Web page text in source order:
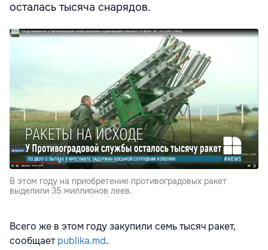
осталась тысяча снарядов.
В этом году на приобретение противоградовых ракет
выделили 35 миллионов леев.
Всего же в этом году закупили семь тысяч ракет,
сообщаетpublika.md.